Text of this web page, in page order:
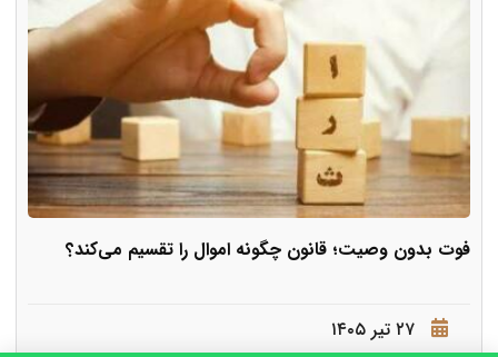
فوت بدون وصیت؛ قانون چگونه اموال را تقسیم می‌کند؟
۲۷ تیر ۱۴۰۵